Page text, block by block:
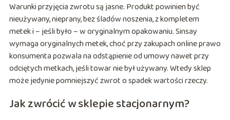
Warunki przyjęcia zwrotu są jasne. Produkt powinien być
nieużywany, nieprany, bez śladów noszenia, z kompletem
metek i – jeśli było – w oryginalnym opakowaniu. Sinsay
wymaga oryginalnych metek, choć przy zakupach online prawo
konsumenta pozwala na odstąpienie od umowy nawet przy
odciętych metkach, jeśli towar nie był używany. Wtedy sklep
może jedynie pomniejszyć zwrot o spadek wartości rzeczy.
Jak zwrócić w sklepie stacjonarnym?